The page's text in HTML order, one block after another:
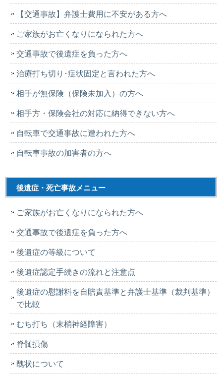
【交通事故】弁護士費用に不安がある方へ
ご家族がお亡くなりになられた方へ
交通事故で後遺症を負った方へ
治療打ち切り･症状固定と言われた方へ
相手が無保険（保険未加入）の方へ
相手方・保険会社の対応に納得できない方へ
自転車で交通事故に遭われた方へ
自転車事故の加害者の方へ
後遺症・死亡事故メニュー
ご家族がお亡くなりになられた方へ
交通事故で後遺症を負った方へ
後遺症の等級について
後遺症認定手続きの流れと注意点
後遺症の慰謝料を自賠責基準と弁護士基準（裁判基準）
で比較
むち打ち（末梢神経障害）
脊髄損傷
醜状について